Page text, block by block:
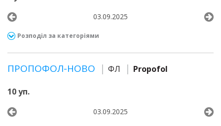
03.09.2025
Розподіл за категоріями
ПРОПОФОЛ-НОВО ФЛ Propofol
10 уп.
03.09.2025